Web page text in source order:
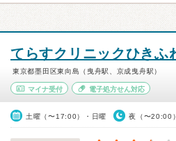
てらすクリニックひきふ
東京都墨田区東向島（曳舟駅、京成曳舟駅）
マイナ受付 電子処方せん対応
土曜（〜17:00）・日曜 夜（〜20:00）